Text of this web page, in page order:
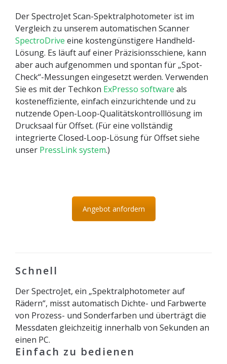
Der SpectroJet Scan-Spektralphotometer ist im
Vergleich zu unserem automatischen Scanner
SpectroDrive eine kostengünstigere Handheld-
Lösung. Es läuft auf einer Präzisionsschiene, kann
aber auch aufgenommen und spontan für „Spot-
Check“-Messungen eingesetzt werden. Verwenden
Sie es mit der Techkon ExPresso software als
kosteneffiziente, einfach einzurichtende und zu
nutzende Open-Loop-Qualitätskontrolllösung im
Drucksaal für Offset. (Für eine vollständig
integrierte Closed-Loop-Lösung für Offset siehe
unser PressLink system.)
Angebot anfordern
Schnell
Der SpectroJet, ein „Spektralphotometer auf
Rädern“, misst automatisch Dichte- und Farbwerte
von Prozess- und Sonderfarben und überträgt die
Messdaten gleichzeitig innerhalb von Sekunden an
einen PC.
Einfach zu bedienen